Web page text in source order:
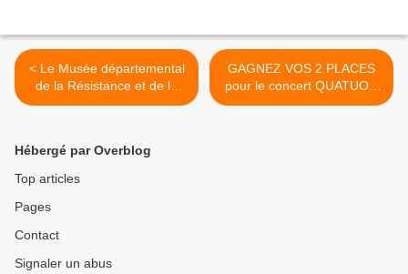
< Le Musée départemental
de la Résistance et de la
Déportation de Lorris ouvre
pour les jeunes
GAGNEZ VOS 2 PLACES
pour le concert QUATUOR
DIOTIMA à la Scène
Hébergé par Overblog
Top articles
Pages
Contact
Signaler un abus